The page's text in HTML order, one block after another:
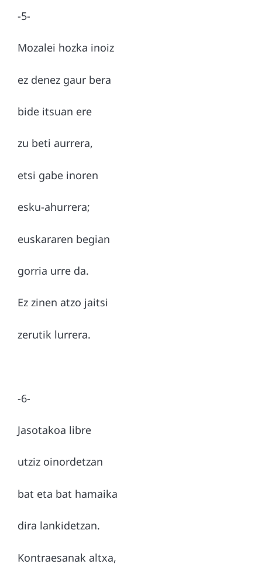
-5-
Mozalei hozka inoiz
ez denez gaur bera
bide itsuan ere
zu beti aurrera,
etsi gabe inoren
esku-ahurrera;
euskararen begian
gorria urre da.
Ez zinen atzo jaitsi
zerutik lurrera.
-6-
Jasotakoa libre
utziz oinordetzan
bat eta bat hamaika
dira lankidetzan.
Kontraesanak altxa,